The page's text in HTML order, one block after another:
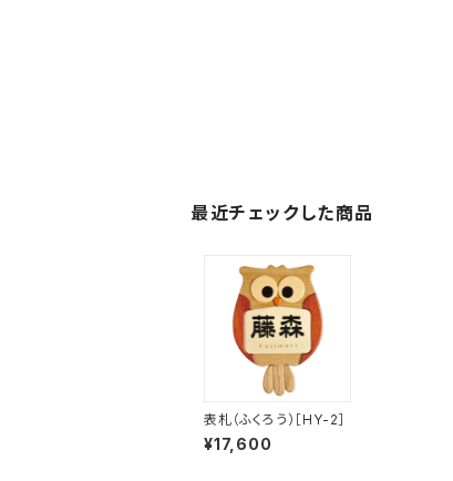
最近チェックした商品
表札（ふくろう）［HY-2］
¥17,600